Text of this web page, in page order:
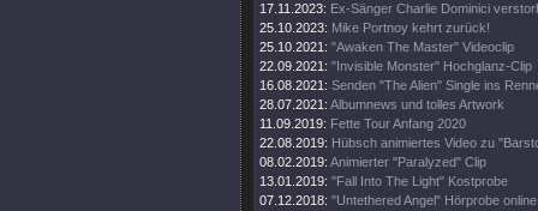
17.11.2023: Ex-Sänger Charlie Dominici
25.10.2023: Mike Portnoy kehrt zurück!
25.10.2021: "Awaken The Master" Videoclip
22.09.2021: "Invisible Monster" Hochglanz-Clip
16.08.2021: Senden "The Alien" Single ins
28.07.2021: Albumnews und tolles Artwork
11.09.2019: Fette Tour Anfang 2020
22.08.2019: Hübsch animiertes Video zu
08.02.2019: Animierter "Paralyzed" Clip
13.01.2019: "Fall Into The Light" Kostprobe
07.12.2018: "Untethered Angel" Hörprobe online